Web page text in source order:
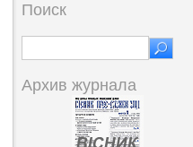
Поиск
Архив журнала